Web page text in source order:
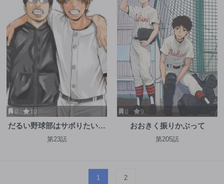
0 10
だるい野球部はサボりたい
背番号よりオフをくれ！
第23話
0 9
おおきく振りかぶって
第205話
1 2